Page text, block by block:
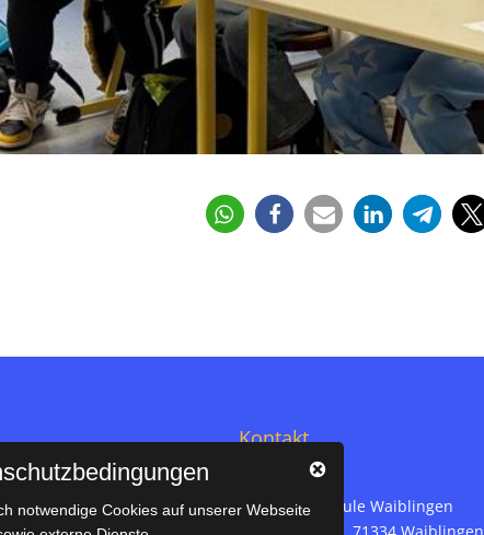
Kontakt
Salier-Realschule Waiblingen
notwendige Cookies auf unserer Webseite